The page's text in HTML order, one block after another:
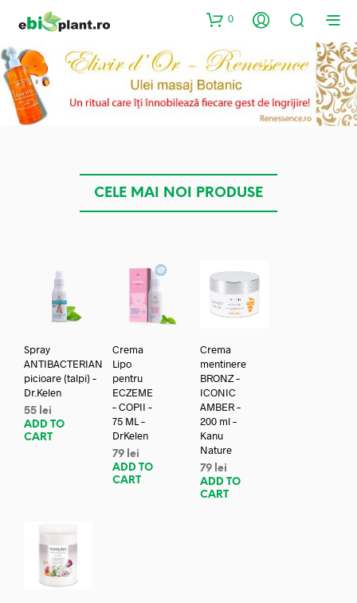
0
CELE MAI NOI PRODUSE
Spray
ANTIBACTERIAN
picioare (talpi) –
Dr.Kelen
55 lei
ADD TO
CART
Crema
Lipo
pentru
ECZEME
– COPII –
75 ML –
DrKelen
79 lei
ADD TO
CART
Crema
mentinere
BRONZ –
ICONIC
AMBER –
200 ml –
Kanu
Nature
79 lei
ADD TO
CART